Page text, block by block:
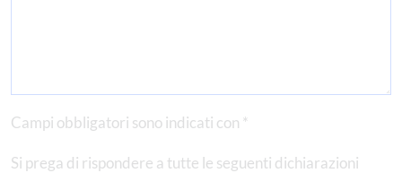
Campi obbligatori sono indicati con *
Si prega di rispondere a tutte le seguenti dichiarazioni